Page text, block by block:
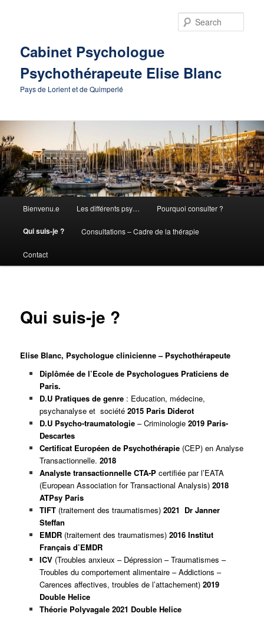
Cabinet Psychologue
Psychothérapeute Elise Blanc
Pays de Lorient et de Quimperlé
Bienvenu.e Les différents psy… Pourquoi consulter ?
Qui suis-je ? Consultations – Cadre de la thérapie
Contact
Qui suis-je ?
Elise Blanc, Psychologue clinicienne– Psychothérapeute
Diplômée de l’Ecole de Psychologues Praticiens de
Paris.
D.U Pratiques de genre: Education, médecine,
psychanalyse et société 2015 Paris Diderot
D.U Psycho-traumatologie– Criminologie 2019 Paris-
Descartes
Certificat Européen de Psychothérapie(CEP) en Analyse
Transactionnelle. 2018
Analyste transactionnelle CTA-Pcertifiée par l’EATA
(European Association for Transactional Analysis) 2018
ATPsy Paris
TIFT(traitement des traumatismes) 2021 Dr Janner
Steffan
EMDR(traitement des traumatismes) 2016 Institut
Français d’EMDR
ICV(Troubles anxieux – Dépression – Traumatismes –
Troubles du comportement alimentaire – Addictions –
Carences affectives, troubles de l’attachement)2019
Double Helice
Théorie Polyvagale 2021 Double Helice